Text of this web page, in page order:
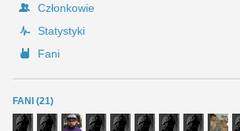
Członkowie
Statystyki
Fani
FANI (21)